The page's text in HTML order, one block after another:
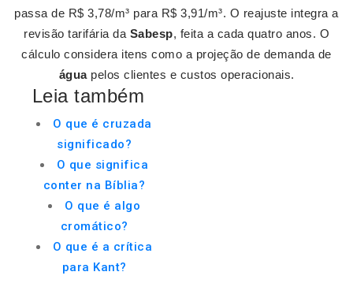
passa de R$ 3,78/m³ para R$ 3,91/m³. O reajuste integra a
revisão tarifária da Sabesp, feita a cada quatro anos. O
cálculo considera itens como a projeção de demanda de
águapelos clientes e custos operacionais.
Leia também
O que é cruzada
significado?
O que significa
conter na Bíblia?
O que é algo
cromático?
O que é a crítica
para Kant?